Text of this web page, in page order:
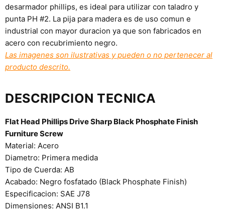
desarmador phillips, es ideal para utilizar con taladro y
punta PH #2. La pija para madera es de uso comun e
industrial con mayor duracion ya que son fabricados en
acero con recubrimiento negro.
Las imagenes son ilustrativas y pueden o no pertenecer al
producto descrito.
DESCRIPCION TECNICA
Flat Head Phillips Drive Sharp Black Phosphate Finish
Furniture Screw
Material: Acero
Diametro: Primera medida
Tipo de Cuerda: AB
Acabado: Negro fosfatado (Black Phosphate Finish)
Especificacion: SAE J78
Dimensiones: ANSI B1.1